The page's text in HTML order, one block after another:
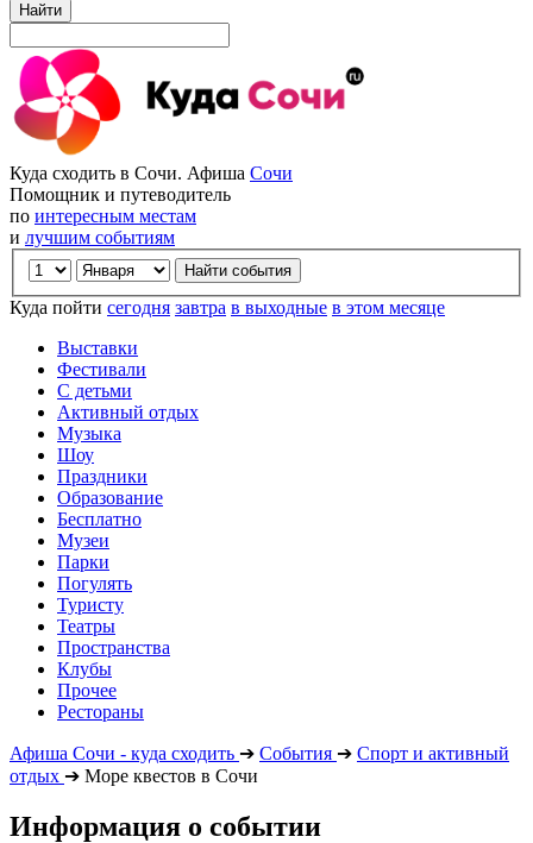
Найти
Куда сходить в Сочи. Афиша Сочи
Помощник и путеводитель
по интересным местам
и лучшим событиям
Куда пойти сегодня завтра в выходные в этом месяце
Выставки
Фестивали
С детьми
Активный отдых
Музыка
Шоу
Праздники
Образование
Бесплатно
Музеи
Парки
Погулять
Туристу
Театры
Пространства
Клубы
Прочее
Рестораны
Афиша Сочи - куда сходить ➔ События ➔ Спорт и активный
отдых ➔ Море квестов в Сочи
Информация о событии